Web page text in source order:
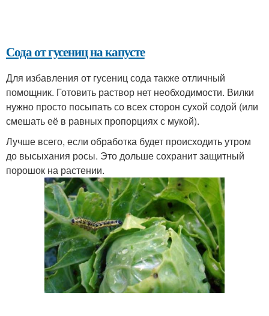
Сода от гусениц на капусте
Для избавления от гусениц сода также отличный
помощник. Готовить раствор нет необходимости. Вилки
нужно просто посыпать со всех сторон сухой содой (или
смешать её в равных пропорциях с мукой).
Лучше всего, если обработка будет происходить утром
до высыхания росы. Это дольше сохранит защитный
порошок на растении.